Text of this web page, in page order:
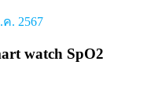
. 2567
watch SpO2